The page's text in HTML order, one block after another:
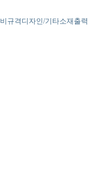
비규격디자인/기타소재출력